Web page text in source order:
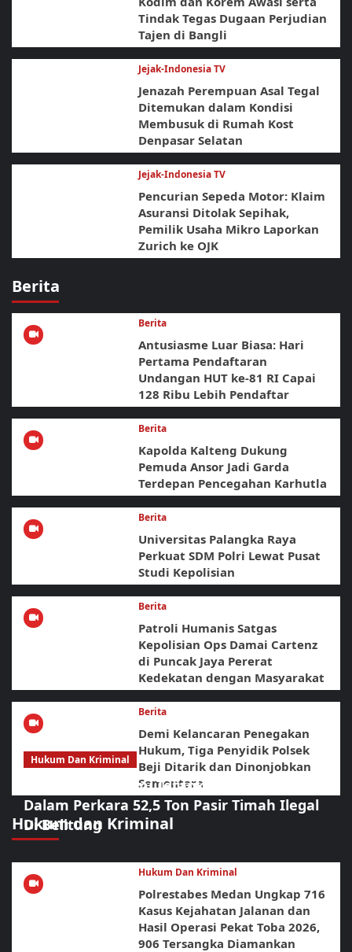
Tindak Tegas Dugaan Perjudian
Tajen di Bangli
Jejak-Indonesia TV
Jenazah Perempuan Asal Tegal
Ditemukan dalam Kondisi
Membusuk di Rumah Kost
Denpasar Selatan
Jejak-Indonesia TV
Pencurian Sepeda Motor: Klaim
Asuransi Ditolak Sepihak,
Pemilik Usaha Mikro Laporkan
Zurich ke OJK
Berita
Berita
Antusiasme Luar Biasa: Hari
Pertama Pendaftaran
Undangan HUT ke-81 RI Capai
128 Ribu Lebih Pendaftar
Berita
Kapolda Kalteng Dukung
Pemuda Ansor Jadi Garda
Terdepan Pencegahan Karhutla
Berita
Universitas Palangka Raya
Perkuat SDM Polri Lewat Pusat
Studi Kepolisian
Berita
Patroli Humanis Satgas
Kepolisian Ops Damai Cartenz
di Puncak Jaya Pererat
Kedekatan dengan Masyarakat
Berita
Demi Kelancaran Penegakan
Hukum, Tiga Penyidik Polsek
Beji Ditarik dan Dinonjobkan
Sementara
Hukum dan Kriminal
Hukum Dan Kriminal
Polda Babel Resmi Tetapkan 4 Tersangka
Dalam Perkara 52,5 Ton Pasir Timah Ilegal
Di Belitung
Hukum Dan Kriminal
Polrestabes Medan Ungkap 716
Kasus Kejahatan Jalanan dan
Hasil Operasi Pekat Toba 2026,
906 Tersangka Diamankan